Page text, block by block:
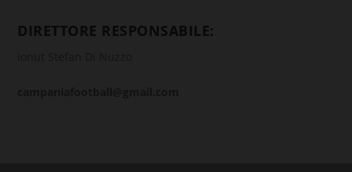
DIRETTORE RESPONSABILE: